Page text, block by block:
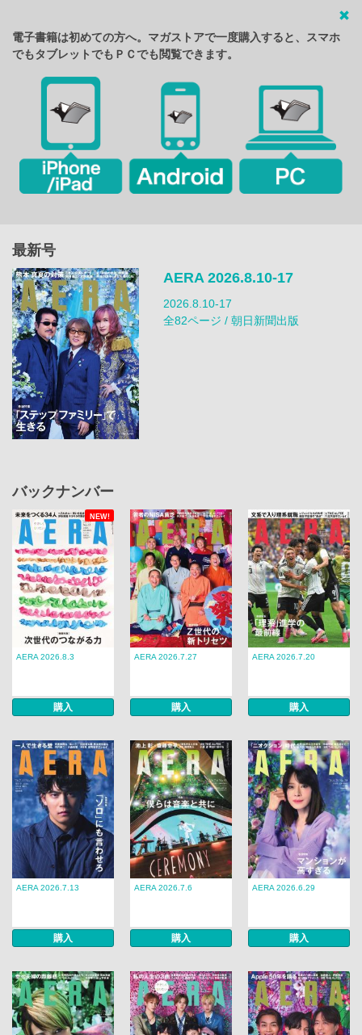
電子書籍は初めての方へ。マガストアで一度購入すると、スマホ
でもタブレットでもＰＣでも閲覧できます。
最新号
AERA 2026.8.10-17
2026.8.10-17
全82ページ / 朝日新聞出版
バックナンバー
NEW!
AERA 2026.8.3
購入
AERA 2026.7.27
購入
AERA 2026.7.20
購入
AERA 2026.7.13
購入
AERA 2026.7.6
購入
AERA 2026.6.29
購入